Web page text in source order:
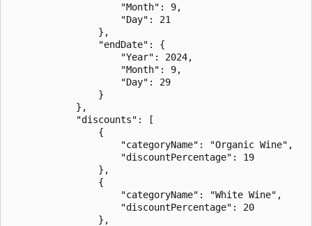
                    "Month": 9,
                    "Day": 21
                },
                "endDate": {
                    "Year": 2024,
                    "Month": 9,
                    "Day": 29
                }
            },
            "discounts": [
                {
                    "categoryName": "Organic Wine",
                    "discountPercentage": 19
                },
                {
                    "categoryName": "White Wine",
                    "discountPercentage": 20
                },